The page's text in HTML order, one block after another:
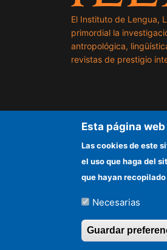
El Instituto de Lengua,
primordial la
antropológica,
revistas de prestigio
©Copyright 2026
Esta página
Las cookies de este
el uso que haga del
que hayan
Necesarias
Guardar